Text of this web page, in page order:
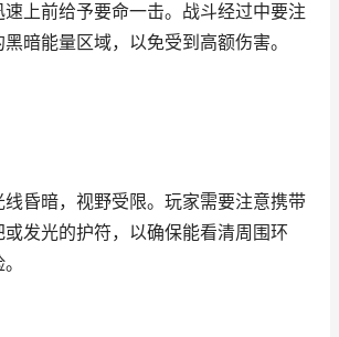
上前给予要命一击。战斗经过中要注
暗能量区域，以免受到高额伤害。
昏暗，视野受限。玩家需要注意携带
发光的护符，以确保能看清周围环